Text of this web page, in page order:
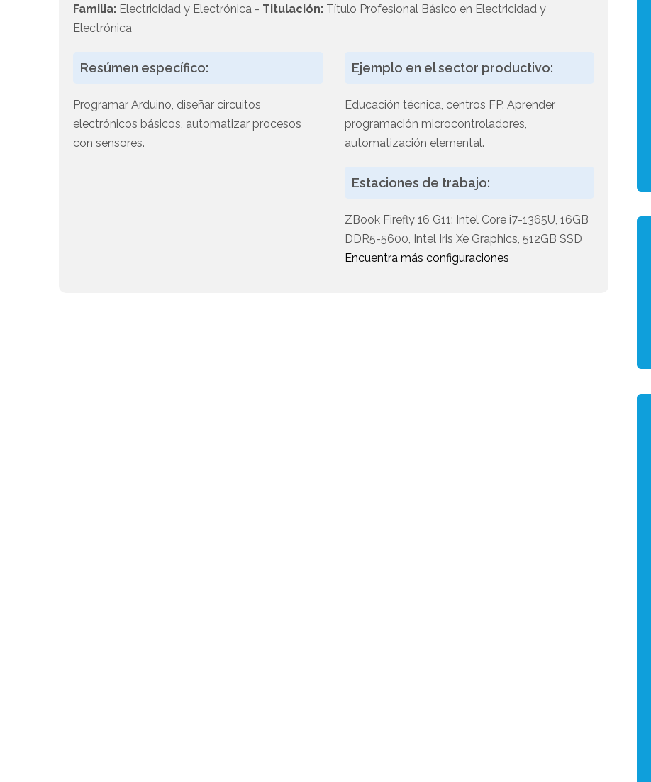
Familia: Electricidad y Electrónica - Titulación: Título Profesional Básico en Electricidad y
Electrónica
Resúmen específico:
Programar Arduino, diseñar circuitos
electrónicos básicos, automatizar procesos
con sensores.
Ejemplo en el sector productivo:
Educación técnica, centros FP. Aprender
programación microcontroladores,
automatización elemental.
Estaciones de trabajo:
ZBook Firefly 16 G11: Intel Core i7-1365U, 16GB
DDR5-5600, Intel Iris Xe Graphics, 512GB SSD
Encuentra más configuraciones